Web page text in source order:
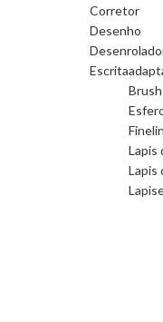
Corretor
Desenho
Escrita
Lapis
Lapis